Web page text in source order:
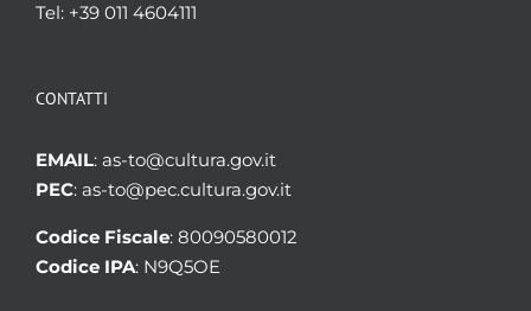
Tel: +39 011 4604111
CONTATTI
EMAIL: as-to@cultura.gov.it
PEC: as-to@pec.cultura.gov.it
Codice Fiscale: 80090580012
Codice IPA: N9Q5OE